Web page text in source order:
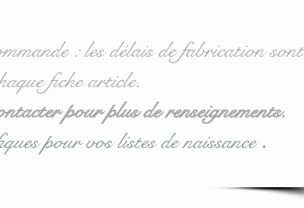
: les délais de fabrication sont
fiche article.
pour plus de renseignements.
pour vos listes de naissance.